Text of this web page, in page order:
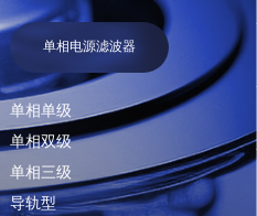
单相电源滤波器
单相单级
单相双级
单相三级
导轨型